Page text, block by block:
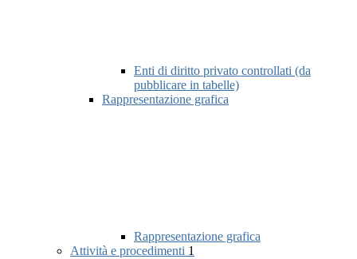
Enti di diritto privato controllati (da
pubblicare in tabelle)
Rappresentazione grafica
Rappresentazione grafica
Attività e procedimenti 1